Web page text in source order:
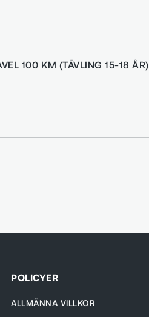
100 KM (TÄVLING 15-18 ÅR)
POLICYER
ALLMÄNNA VILLKOR